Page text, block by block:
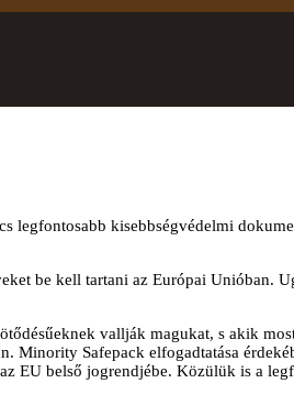
legfontosabb kisebbségvédelmi
be kell tartani az Európai
vallják magukat, s akik
Minority Safepack elfogadtatása
EU belső jogrendjébe. Közülük is a